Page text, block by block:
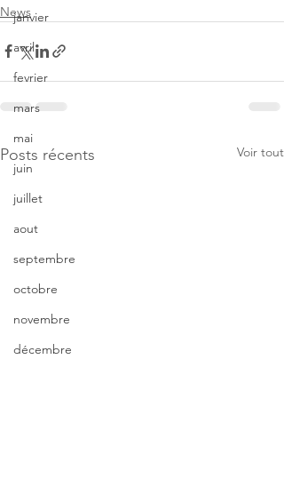
janvier
avril
fevrier
mars
mai
juin
juillet
aout
septembre
octobre
novembre
décembre
News
Posts récents Voir tout